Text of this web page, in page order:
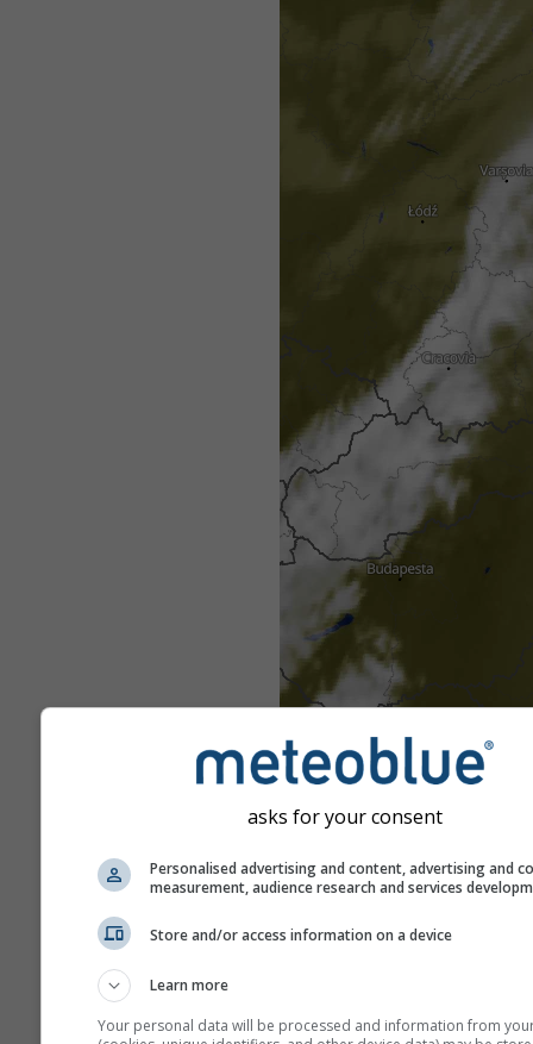
asks for your consent
Personalised advertising and content, advertising and
measurement, audience research and services
Store and/or access information on a device
Learn more
Your personal data will be processed and information from